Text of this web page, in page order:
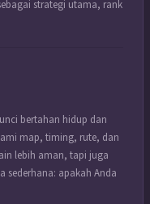
strategi utama, rank
bertahan hidup dan
map, timing, rute, dan
lebih aman, tapi juga
sederhana: apakah Anda